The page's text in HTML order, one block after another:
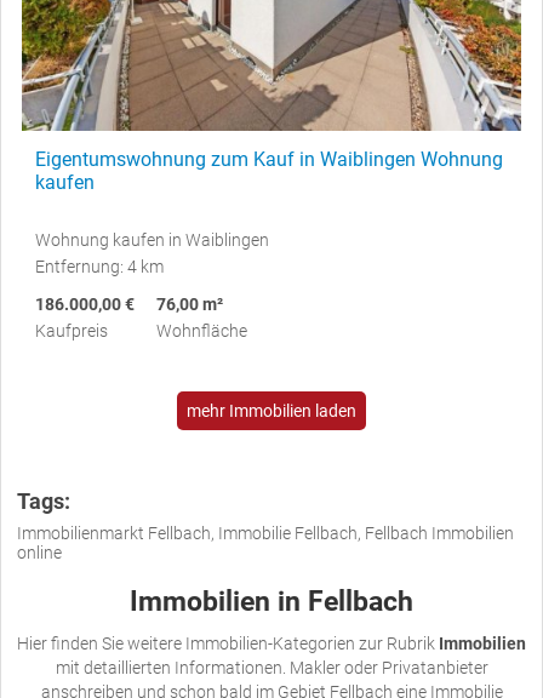
Eigentumswohnung zum Kauf in Waiblingen Wohnung
kaufen
Wohnung kaufen in Waiblingen
Entfernung: 4 km
186.000,00 €
Kaufpreis
76,00 m²
Wohnfläche
mehr Immobilien laden
Tags:
Immobilienmarkt Fellbach, Immobilie Fellbach, Fellbach Immobilien
online
Immobilien in Fellbach
Hier finden Sie weitere Immobilien-Kategorien zur Rubrik Immobilien
mit detaillierten Informationen. Makler oder Privatanbieter
anschreiben und schon bald im Gebiet Fellbach eine Immobilie